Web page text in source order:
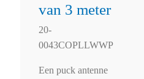
van 3 meter
20-
0043COPLLWWP
Een puck antenne